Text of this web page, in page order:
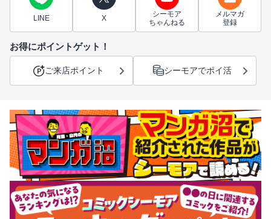
LINE X
シーモア
ちゃんねる
メルマガ
登録
お得にポイントゲット！
ご来店ポイント シーモアでポイ活